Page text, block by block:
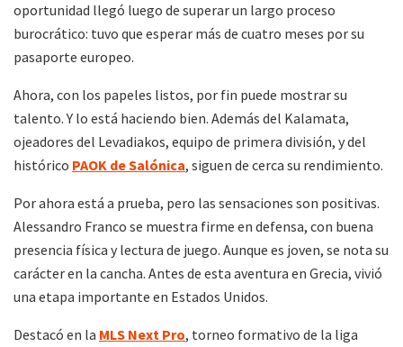
oportunidad llegó luego de superar un largo proceso
burocrático: tuvo que esperar más de cuatro meses por su
pasaporte europeo.
Ahora, con los papeles listos, por fin puede mostrar su
talento. Y lo está haciendo bien. Además del Kalamata,
ojeadores del Levadiakos, equipo de primera división, y del
histórico PAOK de Salónica, siguen de cerca su rendimiento.
Por ahora está a prueba, pero las sensaciones son positivas.
Alessandro Franco se muestra firme en defensa, con buena
presencia física y lectura de juego. Aunque es joven, se nota su
carácter en la cancha. Antes de esta aventura en Grecia, vivió
una etapa importante en Estados Unidos.
Destacó en la MLS Next Pro, torneo formativo de la liga